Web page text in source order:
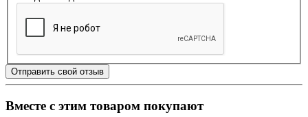
Отправить свой отзыв
Вместе с этим товаром покупают